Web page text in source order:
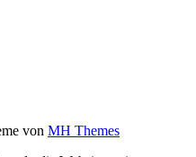
von MH Themes